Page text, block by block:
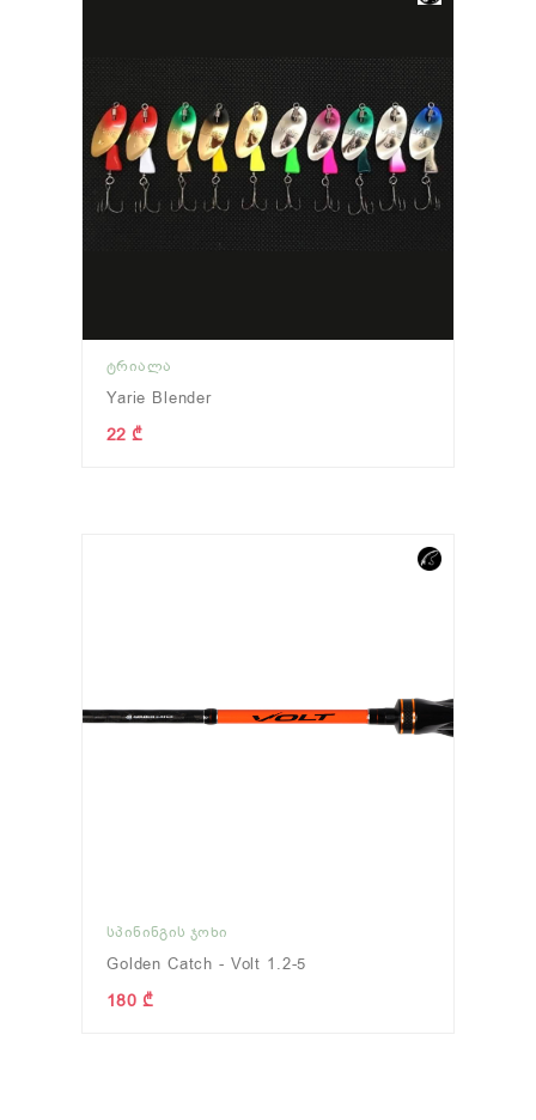
ᲢᲠᲘᲐᲚᲐ
Yarie Blender
22 ₾
ᲡᲞᲘᲜᲘᲜᲒᲘᲡ ᲯᲝᲮᲘ
Golden Catch - Volt 1.2-5
180 ₾